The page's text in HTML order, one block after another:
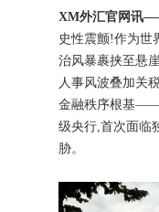
XM外汇官网讯
史性震颤!作为世
治风暴裹挟至悬
人事风波叠加关
金融秩序根基——
级央行,首次面临
胁。